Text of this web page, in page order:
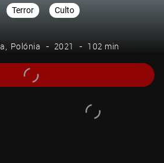
Terror Culto
Polónia 2021 102 min